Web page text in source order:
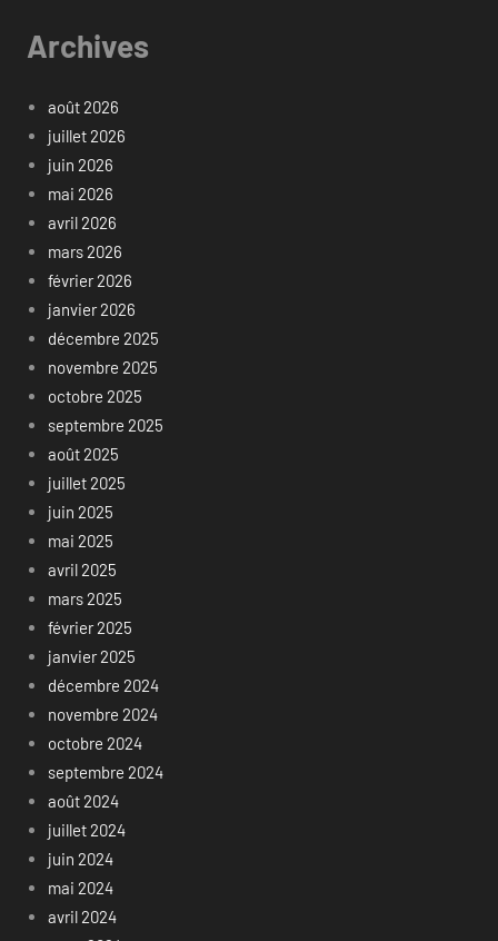
Archives
août 2026
juillet 2026
juin 2026
mai 2026
avril 2026
mars 2026
février 2026
janvier 2026
décembre 2025
novembre 2025
octobre 2025
septembre 2025
août 2025
juillet 2025
juin 2025
mai 2025
avril 2025
mars 2025
février 2025
janvier 2025
décembre 2024
novembre 2024
octobre 2024
septembre 2024
août 2024
juillet 2024
juin 2024
mai 2024
avril 2024